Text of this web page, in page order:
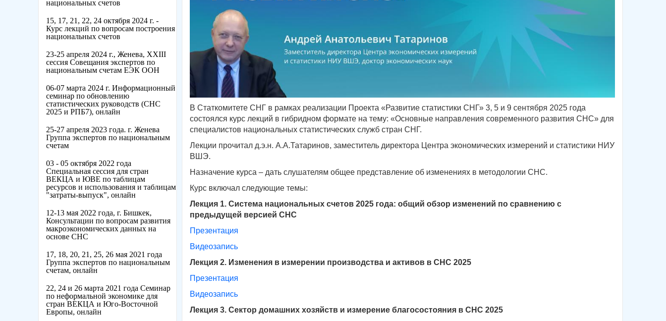
национальных счетов
15, 17, 21, 22, 24 октября 2024 г. -
Курс лекций по вопросам построения
национальных счетов
23-25 апреля 2024 г., Женева, XXIII
сессия Совещания экспертов по
национальным счетам ЕЭК ООН
06-07 марта 2024 г. Информационный
семинар по обновлению
статистических руководств (СНС
2025 и РПБ7), онлайн
25-27 апреля 2023 года. г. Женева
Группа экспертов по национальным
счетам
03 - 05 октября 2022 года
Специальная сессия для стран
ВЕКЦА и ЮВЕ по таблицам
ресурсов и использования и таблицам
"затраты-выпуск", онлайн
12-13 мая 2022 года, г. Бишкек,
Консультации по вопросам развития
макроэкономических данных на
основе СНС
17, 18, 20, 21, 25, 26 мая 2021 года
Группа экспертов по национальным
счетам, онлайн
22, 24 и 26 марта 2021 года Семинар
по неформальной экономике для
стран ВЕКЦА и Юго-Восточной
Европы, онлайн
В Статкомитете СНГ в рамках реализации Проекта «Развитие статистики СНГ» 3, 5 и 9 сентября 2025 года
состоялся курс лекций в гибридном формате на тему: «Основные направления современного развития СНС» для
специалистов национальных статистических служб стран СНГ.
Лекции прочитал д.э.н. А.А.Татаринов, заместитель директора Центра экономических измерений и статистики НИУ
ВШЭ.
Назначение курса – дать слушателям общее представление об изменениях в методологии СНС.
Курс включал следующие темы:
Лекция 1. Система национальных счетов 2025 года: общий обзор изменений по сравнению с
предыдущей версией СНС
Презентация
Видеозапись
Лекция 2. Изменения в измерении производства и активов в СНС 2025
Презентация
Видеозапись
Лекция 3. Сектор домашних хозяйств и измерение благосостояния в СНС 2025